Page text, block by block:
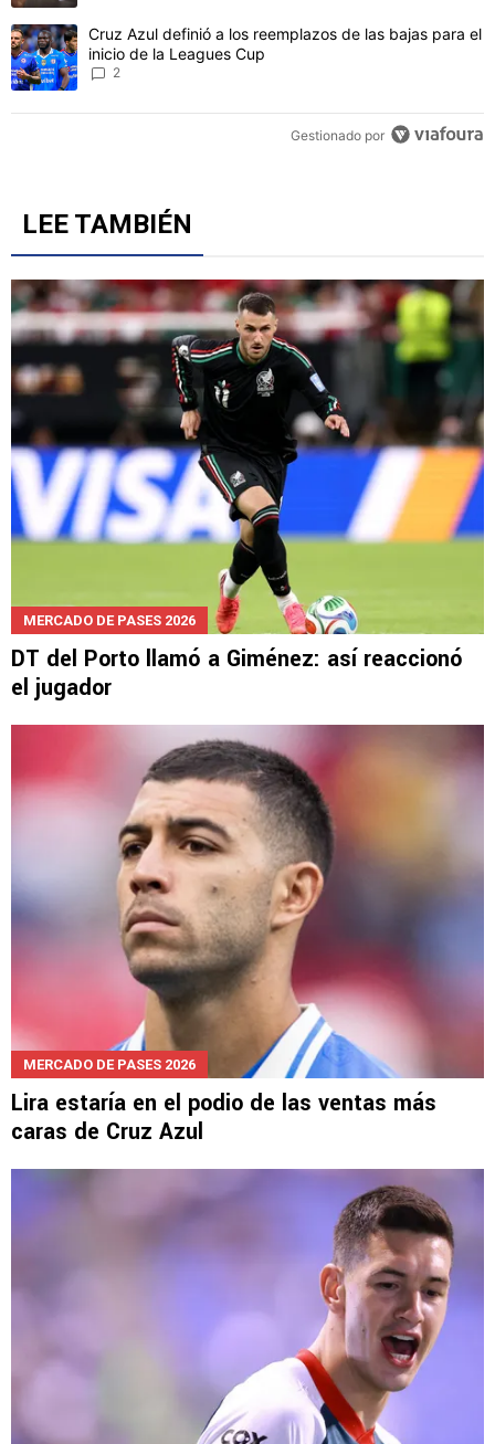
Un artículo de tendencia con el título "Cruz Azul definió a los
Cruz Azul definió a los reemplazos de las bajas para el
inicio de la Leagues Cup
2
Gestionado por
LEE TAMBIÉN
MERCADO DE PASES 2026
DT del Porto llamó a Giménez: así reaccionó
el jugador
MERCADO DE PASES 2026
Lira estaría en el podio de las ventas más
caras de Cruz Azul